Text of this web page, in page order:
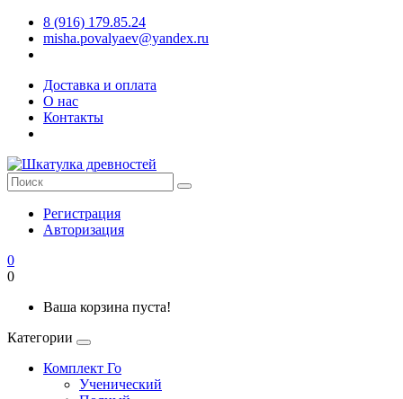
8 (916) 179.85.24
misha.povalyaev@yandex.ru
Доставка и оплата
О нас
Контакты
Регистрация
Авторизация
0
0
Ваша корзина пуста!
Категории
Комплект Го
Ученический